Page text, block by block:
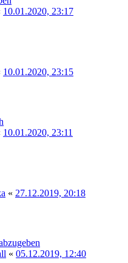
10.01.2020, 23:17
10.01.2020, 23:15
10.01.2020, 23:11
« 27.12.2019, 20:18
« 05.12.2019, 12:40